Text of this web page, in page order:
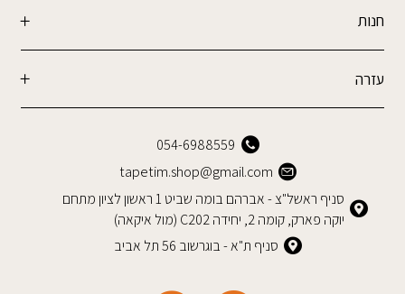
חנות
עזרה
054-6988559
tapetim.shop@gmail.com
סניף ראשל"צ - אברהם בומה שביט 1 ראשון לציון מתחם
יוקה פארק, קומה 2, יחידה C202 (מול איקאה)
סניף ת"א - בוגרשוב 56 תל אביב